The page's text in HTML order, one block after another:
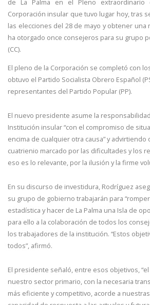
de La Palma en el Pleno extraordinario
Corporación insular que tuvo lugar hoy, tras
las elecciones del 28 de mayo y obtener una
ha otorgado once consejeros para su grupo
(CC).
El pleno de la Corporación se completó con
obtuvo el Partido Socialista Obrero Español
representantes del Partido Popular (PP).
El nuevo presidente asume la
Institución insular “con el compromiso de
encima de cualquier otra causa” y advirtiendo
cuatrienio marcado por las dificultades y los
eso es lo relevante, por la ilusión y la firme
En su discurso de investidura, Rodríguez
su grupo de gobierno trabajarán para
estadística y hacer de La Palma una Isla de
para ello a la colaboración de todos los
los trabajadores de la institución. “Estos
todos”, afirmó.
El presidente señaló, entre esos objetivos,
nuestro sector primario, con la necesaria
más eficiente y competitivo, acorde a